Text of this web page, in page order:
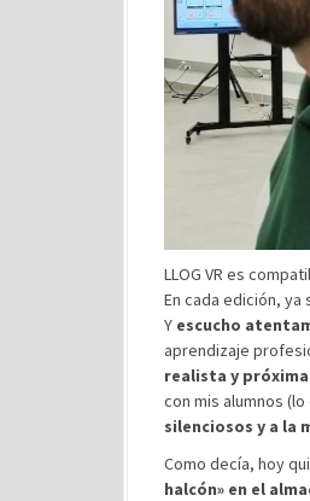
LLOG VR es
En cada edición, ya
Y escucho
aprendizaje
realista y
con mis alumnos
silenciosos y a la
Como decía, hoy
halcón» en el